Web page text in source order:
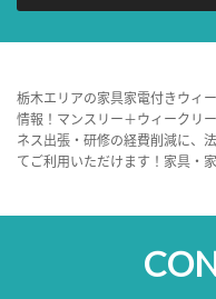
栃木エリアの家具家電付きウィ
情報！マンスリー＋ウィークリ
ネス出張・研修の経費削減に、
てご利用いただけます！家具・